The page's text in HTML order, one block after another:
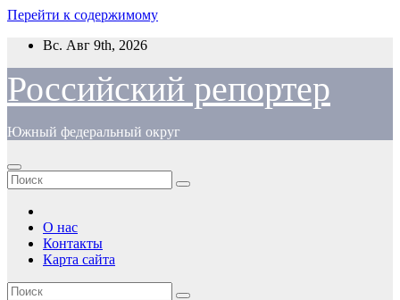
Перейти к содержимому
Вс. Авг 9th, 2026
Российский репортер
Южный федеральный округ
О нас
Контакты
Карта сайта